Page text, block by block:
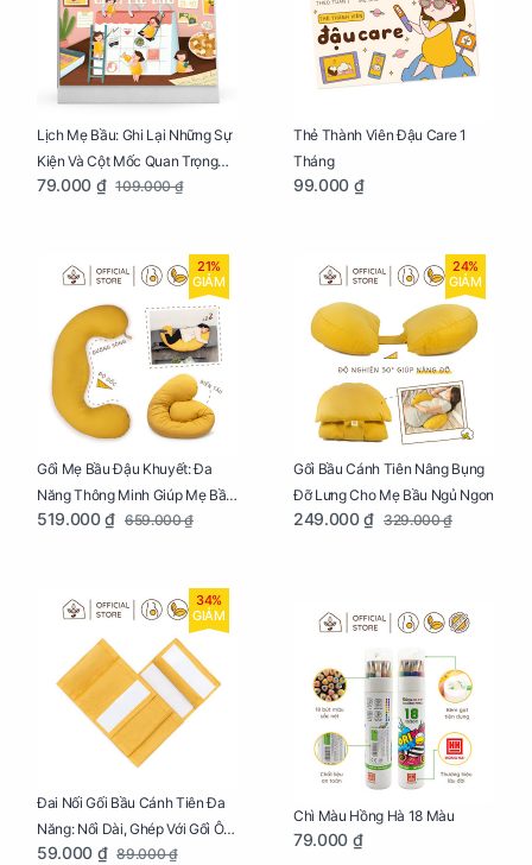
Lịch Mẹ Bầu: Ghi Lại Những Sự
Kiện Và Cột Mốc Quan Trọng
Của Mẹ Và Bé
79.000 ₫ 109.000 ₫
Thẻ Thành Viên Đậu Care 1
Tháng
99.000 ₫
21%
GIẢM
Gối Mẹ Bầu Đậu Khuyết: Đa
Năng Thông Minh Giúp Mẹ Bầu
Ngủ Ngon, Cho Bé Bú Sau Sinh
519.000 ₫ 659.000 ₫
24%
GIẢM
Gối Bầu Cánh Tiên Nâng Bụng
Đỡ Lưng Cho Mẹ Bầu Ngủ Ngon
249.000 ₫ 329.000 ₫
34%
GIẢM
Đai Nối Gối Bầu Cánh Tiên Đa
Năng: Nối Dài, Ghép Với Gối Ôm
Dễ Dàng
59.000 ₫ 89.000 ₫
Chì Màu Hồng Hà 18 Màu
79.000 ₫